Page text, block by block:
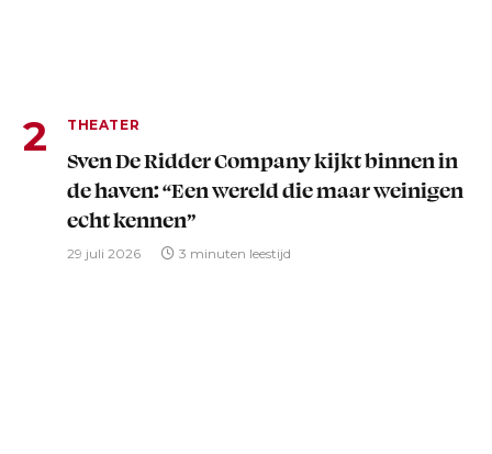
THEATER
Sven De Ridder Company kijkt binnen in
de haven: “Een wereld die maar weinigen
echt kennen”
29 juli 2026 3 minuten leestijd